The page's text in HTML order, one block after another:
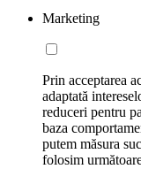
Marketing
Prin acceptarea
adaptată
reduceri pentru
baza
putem măsura
folosim